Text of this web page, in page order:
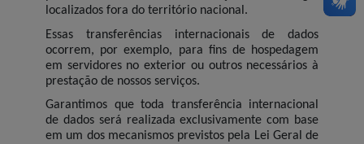
localizados fora do território nacional.
Essas transferências internacionais de dados
ocorrem, por exemplo, para fins de hospedagem
em servidores no exterior ou outros necessários à
prestação de nossos serviços.
Garantimos que toda transferência internacional
de dados será realizada exclusivamente com base
em um dos mecanismos previstos pela Lei Geral de